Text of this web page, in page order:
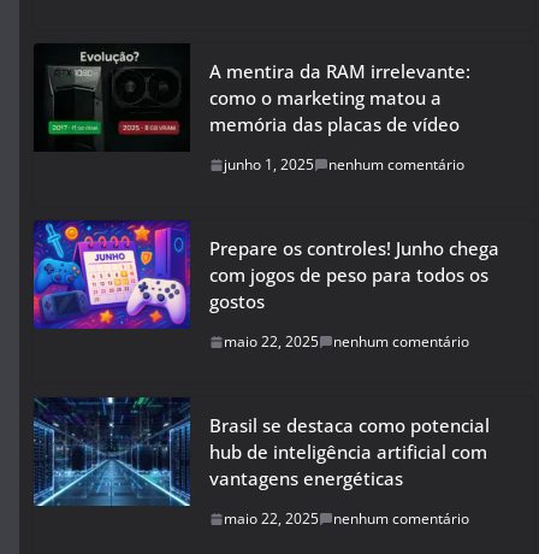
A mentira da RAM irrelevante:
como o marketing matou a
memória das placas de vídeo
junho 1, 2025 nenhum comentário
Prepare os controles! Junho chega
com jogos de peso para todos os
gostos
maio 22, 2025 nenhum comentário
Brasil se destaca como potencial
hub de inteligência artificial com
vantagens energéticas
maio 22, 2025 nenhum comentário